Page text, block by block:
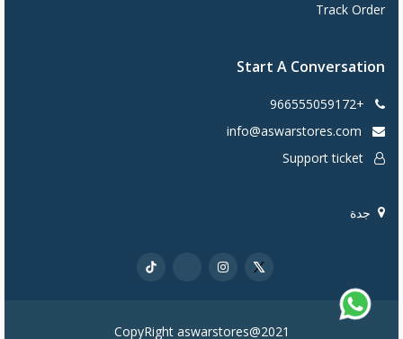
Track Order
Start A Conversation
+966555059172
جدة
CopyRight aswarstores@2021